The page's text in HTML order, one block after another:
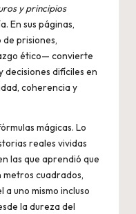
y principios
En sus páginas,
prisiones,
ético— convierte
decisiones difíciles en
coherencia y
mágicas. Lo
reales vividas
las que aprendió que
metros cuadrados,
uno mismo incluso
la dureza del